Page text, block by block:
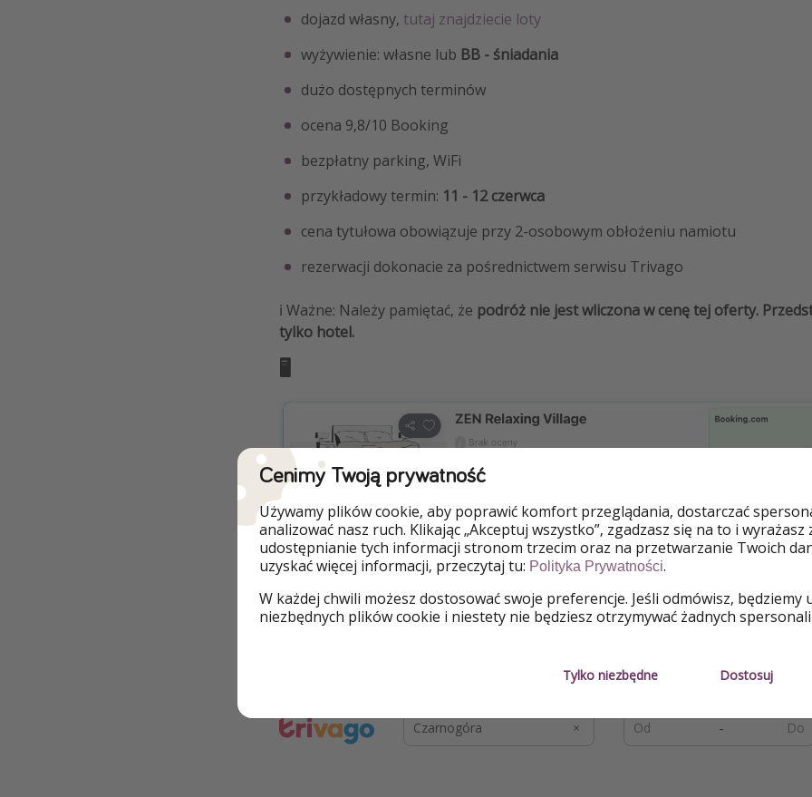
dojazd własny, tutaj znajdziecie loty
wyżywienie: własne lub BB - śniadania
dużo dostępnych terminów
ocena 9,8/10 Booking
bezpłatny parking, WiFi
przykładowy termin: 11 - 12 czerwca
cena tytułowa obowiązuje przy 2-osobowym obłożeniu namiotu
rezerwacji dokonacie za pośrednictwem serwisu Trivago
ℹ️ Ważne: Należy pamiętać, że podróż nie jest wliczona w cenę tej oferty.
tylko hotel.
🖥️
ℹ️ Ceny są aktualne w momencie publikacji posta, na podstawie podanych
mogą się zmieniać w zależności od dostępności. Liczba miejsc może być
-
Cenimy Twoją prywatność
Używamy plików cookie, aby poprawić komfort przeglądania, dostarczać
analizować nasz ruch. Klikając „Akceptuj wszystko”, zgadzasz się na to i wyrażasz
udostępnianie tych informacji stronom trzecim oraz na przetwarzanie Twoich
uzyskać więcej informacji, przeczytaj tu: Polityka Prywatności.
W każdej chwili możesz dostosować swoje preferencje. Jeśli odmówisz, będziemy
niezbędnych plików cookie i niestety nie będziesz otrzymywać żadnych
Tylko niezbędne Dostosuj